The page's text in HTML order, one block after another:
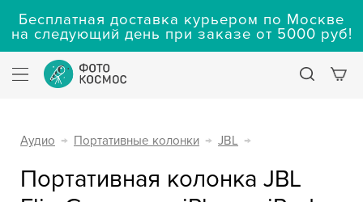
Бесплатная доставка курьером по Москве
на следующий день при заказе от 5000 руб!
Аудио → Портативные колонки → JBL →
Портативная колонка JBL